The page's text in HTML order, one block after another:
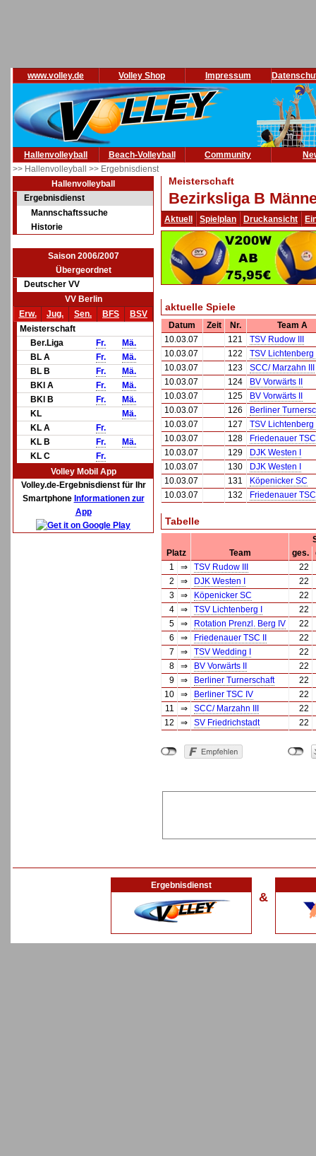
www.volley.de Volley Shop Impressum
Hallenvolleyball Beach-Volleyball Community
>> Hallenvolleyball >> Ergebnisdienst
Hallenvolleyball
Ergebnisdienst
Mannschaftssuche
Historie
Saison 2006/2007
Übergeordnet
Deutscher VV
VV Berlin
Erw.
Jug. Sen. BFS
BSV
Meisterschaft
Ber.Liga
Fr.
Mä.
BL A
Fr.
Mä.
BL B
Fr.
Mä.
BKl A
Fr.
Mä.
BKl B
Fr.
Mä.
KL
Mä.
KL A
Fr.
KL B
Fr.
Mä.
KL C
Fr.
Volley Mobil App
Volley.de-Ergebnisdienst für Ihr
Smartphone Informationen zur
App
Meisterschaft
Bezirksliga B
Aktuell Spielplan Druckansicht
aktuelle Spiele
Datum Zeit Nr.
Team A
10.03.07
121
TSV Rudow III
10.03.07
122
TSV Lichtenberg
10.03.07
123
SCC/ Marzahn III
10.03.07
124
BV Vorwärts II
10.03.07
125
BV Vorwärts II
10.03.07
126
Berliner
10.03.07
127
TSV Lichtenberg
10.03.07
128
Friedenauer
10.03.07
129
DJK Westen I
10.03.07
130
DJK Westen I
10.03.07
131
Köpenicker SC
10.03.07
132 Friedenauer
Tabelle
Platz
Team ges.
1
⇒ TSV Rudow III
22
2
⇒ DJK Westen I
22
3
⇒ Köpenicker SC
22
4
⇒ TSV Lichtenberg I
22
5
⇒ Rotation Prenzl. Berg IV
22
6
⇒ Friedenauer TSC II
22
7
⇒ TSV Wedding I
22
8
⇒ BV Vorwärts II
22
9
⇒ Berliner Turnerschaft
22
10
⇒ Berliner TSC IV
22
11
⇒ SCC/ Marzahn III
22
12
⇒ SV Friedrichstadt 22
Ergebnisdienst
&